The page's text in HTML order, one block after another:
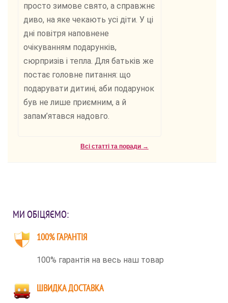
просто зимове свято, а справжнє
диво, на яке чекають усі діти. У ці
дні повітря наповнене
очікуванням подарунків,
сюрпризів і тепла. Для батьків же
постає головне питання: що
подарувати дитині, аби подарунок
був не лише приємним, а й
запам’ятався надовго.
Всі статті та поради →
МИ ОБІЦЯЄМО:
100% ГАРАНТІЯ
100% гарантія на весь наш товар
ШВИДКА ДОСТАВКА